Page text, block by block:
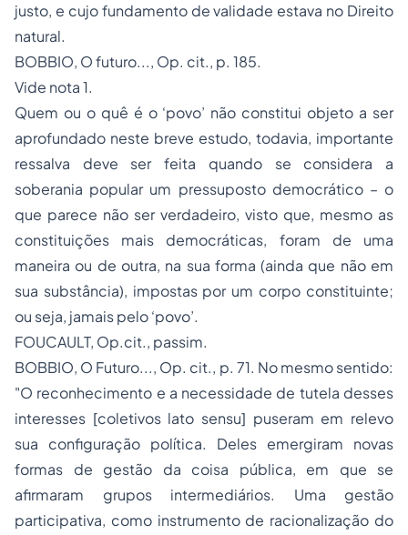
justo, e cujo fundamento de validade estava no Direito
natural.
BOBBIO, O futuro..., Op. cit., p. 185.
Vide nota 1.
Quem ou o quê é o ‘povo’ não constitui objeto a ser
aprofundado neste breve estudo, todavia, importante
ressalva deve ser feita quando se considera a
soberania popular um pressuposto democrático – o
que parece não ser verdadeiro, visto que, mesmo as
constituições mais democráticas, foram de uma
maneira ou de outra, na sua forma (ainda que não em
sua substância), impostas por um corpo constituinte;
ou seja, jamais pelo ‘povo’.
FOUCAULT, Op.cit., passim.
BOBBIO, O Futuro..., Op. cit., p. 71. No mesmo sentido:
"O reconhecimento e a necessidade de tutela desses
interesses [coletivos lato sensu] puseram em relevo
sua configuração política. Deles emergiram novas
formas de gestão da coisa pública, em que se
afirmaram grupos intermediários. Uma gestão
participativa, como instrumento de racionalização do